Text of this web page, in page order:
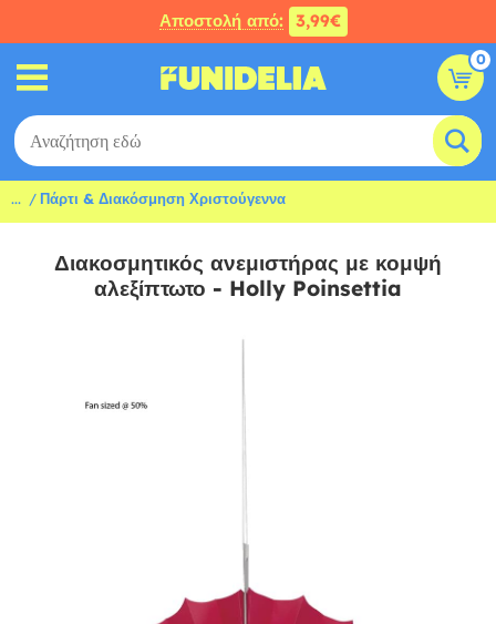
Αποστολή από: 3,99€
0
... Πάρτι & Διακόσμηση Χριστούγεννα
Διακοσμητικός ανεμιστήρας με κομψή
αλεξίπτωτο - Holly Poinsettia